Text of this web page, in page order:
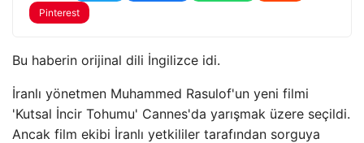
Pinterest
Bu haberin orijinal dili İngilizce idi.
İranlı yönetmen Muhammed Rasulof'un yeni filmi
'Kutsal İncir Tohumu' Cannes'da yarışmak üzere seçildi.
Ancak film ekibi İranlı yetkililer tarafından sorguya